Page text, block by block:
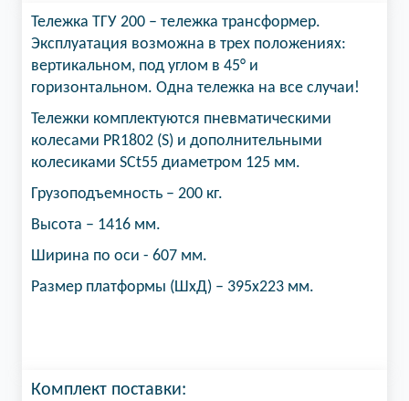
Тележка ТГУ 200 – тележка трансформер.
Эксплуатация возможна в трех положениях:
вертикальном, под углом в 45° и
горизонтальном. Одна тележка на все случаи!
Тележки комплектуются пневматическими
колесами PR1802 (S) и дополнительными
колесиками SCt55 диаметром 125 мм.
Грузоподъемность – 200 кг.
Высота – 1416 мм.
Ширина по оси - 607 мм.
Размер платформы (ШхД) – 395х223 мм.
Комплект поставки: